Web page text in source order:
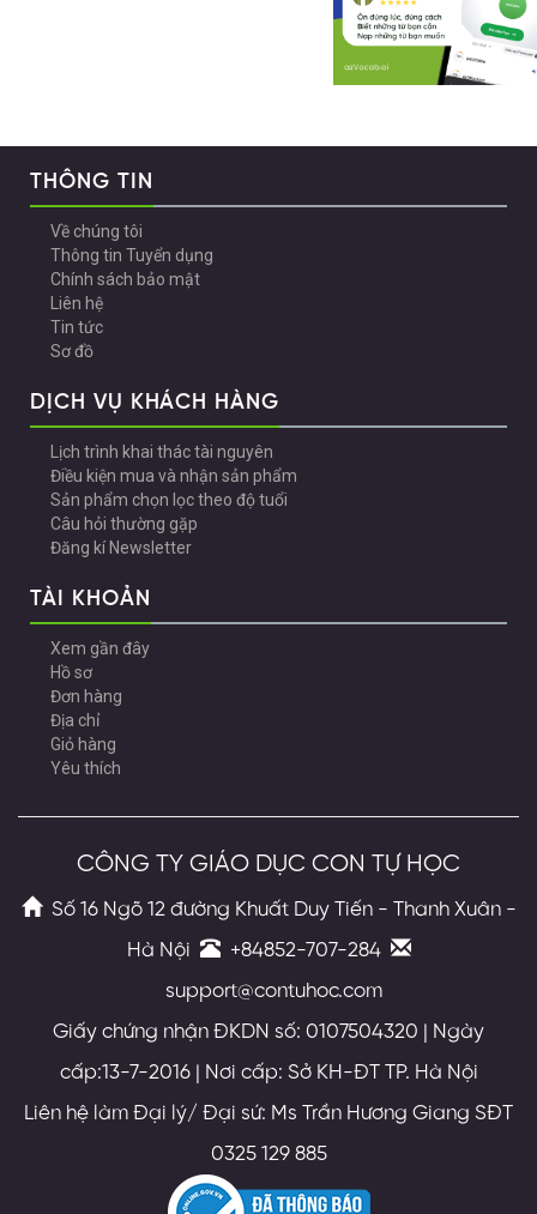
THÔNG TIN
Về chúng tôi
Thông tin Tuyển dụng
Chính sách bảo mật
Liên hệ
Tin tức
Sơ đồ
DỊCH VỤ KHÁCH HÀNG
Lịch trình khai thác tài nguyên
Điều kiện mua và nhận sản phẩm
Sản phẩm chọn lọc theo độ tuổi
Câu hỏi thường gặp
Đăng kí Newsletter
TÀI KHOẢN
Xem gần đây
Hồ sơ
Đơn hàng
Địa chỉ
Giỏ hàng
Yêu thích
CÔNG TY GIÁO DỤC CON TỰ HỌC
Số 16 Ngõ 12 đường Khuất Duy Tiến - Thanh Xuân -
Hà Nội
+84852-707-284
support@contuhoc.com
Giấy chứng nhận ĐKDN số: 0107504320 | Ngày
cấp:13-7-2016 | Nơi cấp: Sở KH-ĐT TP. Hà Nội
Liên hệ làm Đại lý/ Đại sứ: Ms Trần Hương Giang SĐT
0325 129 885